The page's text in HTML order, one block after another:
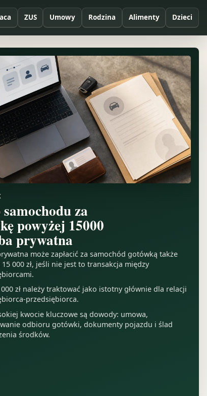
ZUS Umowy Rodzina Alimenty Dzieci
za
powyżej 15000
prywatna
może zapłacić za samochód gotówką także
000 zł, jeśli nie jest to transakcja między
zł należy traktować jako istotny głównie dla relacji
przedsiębiorca.
kwocie kluczowe są dowody: umowa,
odbioru gotówki, dokumenty pojazdu i ślad
środków.